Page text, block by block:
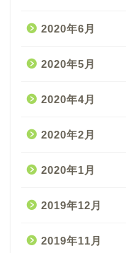
2020年6月
2020年5月
2020年4月
2020年2月
2020年1月
2019年12月
2019年11月